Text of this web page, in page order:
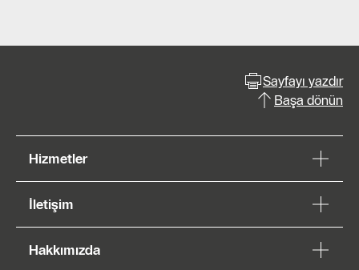
Sayfayı yazdır
Başa dönün
Hizmetler
İletişim
Hakkımızda